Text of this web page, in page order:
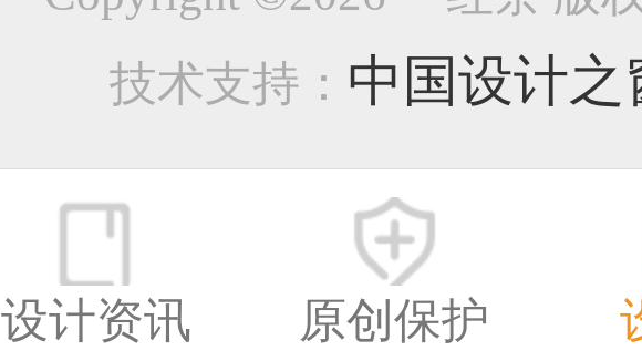
平面-字体/字形类作品
8年前 1893
技术支持： 中国设计之
设计资讯 原创保护